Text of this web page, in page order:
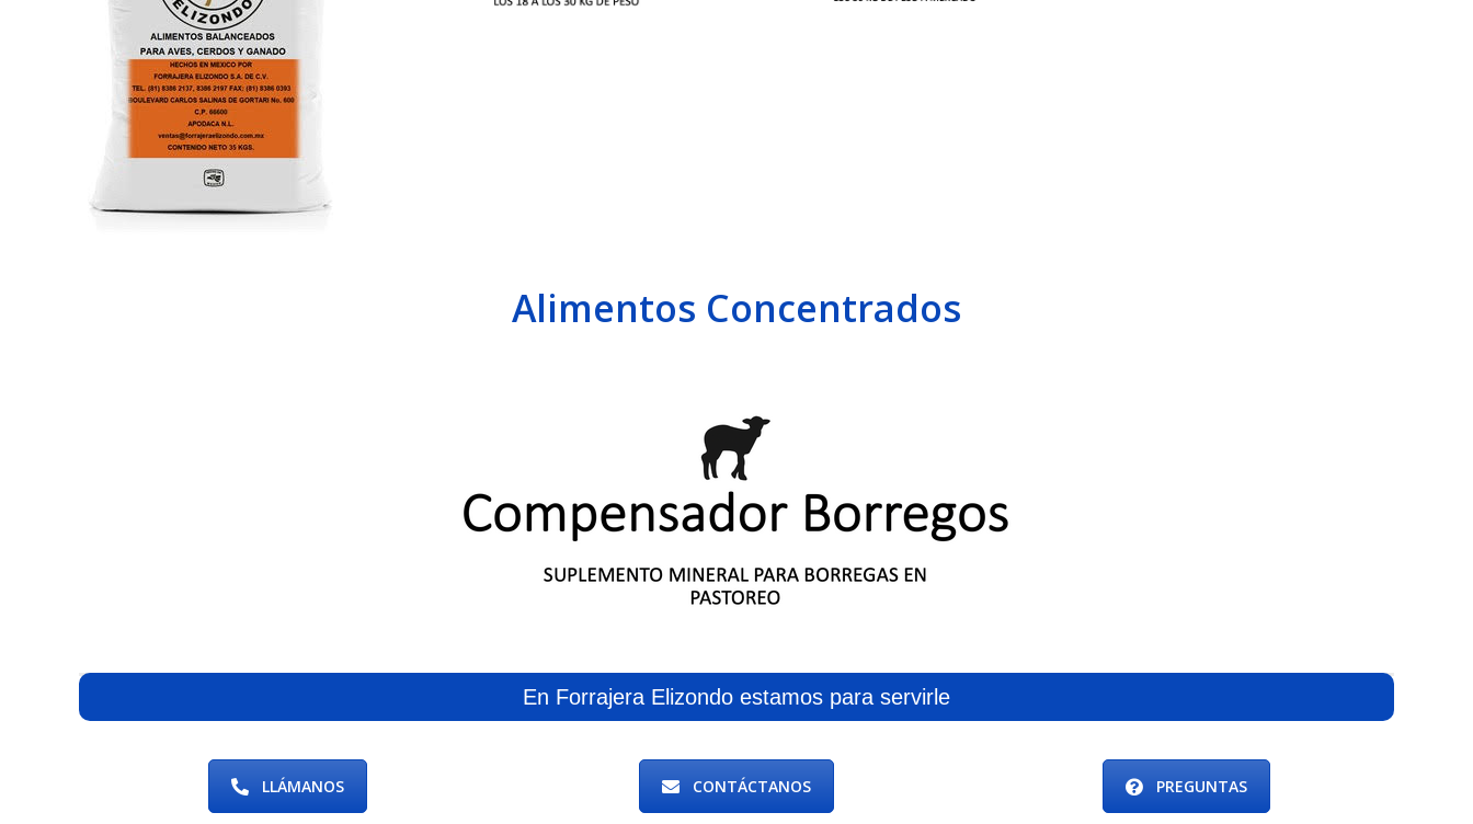
Alimentos Concentrados
En Forrajera Elizondo estamos para servirle
LLÁMANOS CONTÁCTANOS PREGUNTAS